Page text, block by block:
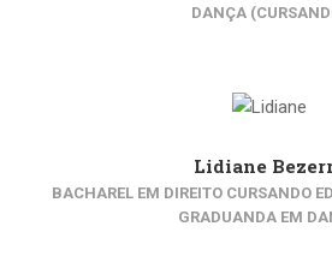
DANÇA
Lidiane
BACHAREL EM DIREITO CURSANDO
GRADUANDA EM